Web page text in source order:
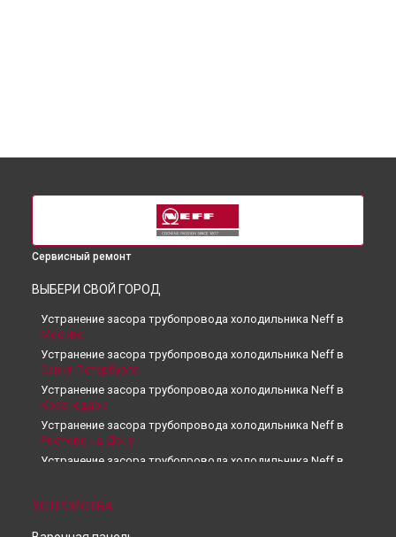
Сервисный ремонт
ВЫБЕРИ СВОЙ ГОРОД
Устранение засора трубопровода холодильника Neff в
Москве
Устранение засора трубопровода холодильника Neff в
Санкт-Петербурге
Устранение засора трубопровода холодильника Neff в
Краснодаре
Устранение засора трубопровода холодильника Neff в
Ростове-на-Дону
Устранение засора трубопровода холодильника Neff в
Устранение засора трубопровода холодильника Neff в
Новосибирске
Устранение засора трубопровода холодильника Neff в
УСТРОЙСТВА